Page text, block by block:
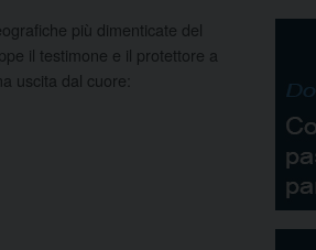
più dimenticate del
il testimone e il protettore a
uscita dal cuore: